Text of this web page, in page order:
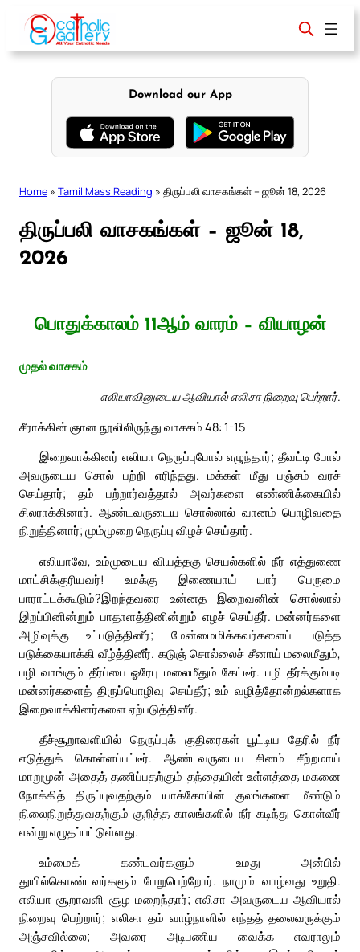
content
Download our App
Home » Tamil Mass Reading » திருப்பலி வாசகங்கள் – ஜூன் 18, 2026
திருப்பலி வாசகங்கள் – ஜூன் 18,
2026
பொதுக்காலம் 11ஆம் வாரம் – வியாழன்
முதல் வாசகம்
எலியாவினுடைய ஆவியால் எலிசா நிறைவு பெற்றார்.
சீராக்கின் ஞான நூலிலிருந்து வாசகம் 48: 1-15
இறைவாக்கினர் எலியா நெருப்புபோல் எழுந்தார்; தீவட்டி போல்
அவருடைய சொல் பற்றி எரிந்தது. மக்கள் மீது பஞ்சம் வரச்
செய்தார்; தம் பற்றார்வத்தால் அவர்களை எண்ணிக்கையில்
சிலராக்கினார். ஆண்டவருடைய சொல்லால் வானம் பொழிவதை
நிறுத்தினார்; மும்முறை நெருப்பு விழச் செய்தார்.
எலியாவே, உம்முடைய வியத்தகு செயல்களில் நீர் எத்துணை
மாட்சிக்குரியவர்! உமக்கு இணையாய் யார் பெருமை
பாராட்டக்கூடும்?இறந்தவரை உன்னத இறைவனின் சொல்லால்
இறப்பினின்றும் பாதாளத்தினின்றும் எழச் செய்தீர். மன்னர்களை
அழிவுக்கு உட்படுத்தினீர்; மேன்மைமிக்கவர்களைப் படுத்த
படுக்கையாக்கி வீழ்த்தினீர். கடுஞ் சொல்லைச் சீனாய் மலைமீதும்,
பழி வாங்கும் தீர்ப்பை ஓரேபு மலைமீதும் கேட்டீர். பழி தீர்க்கும்படி
மன்னர்களைத் திருப்பொழிவு செய்தீர்; உம் வழித்தோன்றல்களாக
இறைவாக்கினர்களை ஏற்படுத்தினீர்.
தீச்சூறாவளியில் நெருப்புக் குதிரைகள் பூட்டிய தேரில் நீர்
எடுத்துக் கொள்ளப்பட்டீர். ஆண்டவருடைய சினம் சீற்றமாய்
மாறுமுன் அதைத் தணிப்பதற்கும் தந்தையின் உள்ளத்தை மகனை
நோக்கித் திருப்புவதற்கும் யாக்கோபின் குலங்களை மீண்டும்
நிலைநிறுத்துவதற்கும் குறித்த காலங்களில் நீர் கடிந்து கொள்வீர்
என்று எழுதப்பட்டுள்ளது.
உம்மைக் கண்டவர்களும் உமது அன்பில்
துயில்கொண்டவர்களும் பேறுபெற்றோர். நாமும் வாழ்வது உறுதி.
எலியா சூறாவளி சூழ மறைந்தார்; எலிசா அவருடைய ஆவியால்
நிறைவு பெற்றார்; எலிசா தம் வாழ்நாளில் எந்தத் தலைவருக்கும்
அஞ்சவில்லை; அவரை அடிபணிய வைக்க எவராலும்